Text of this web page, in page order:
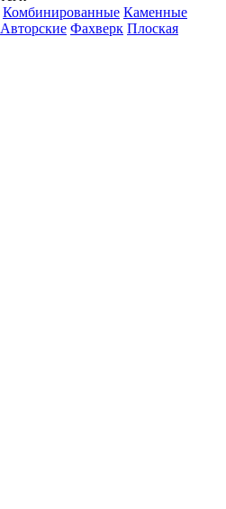
Комбинированные Каменные
Авторские Фахверк Плоская